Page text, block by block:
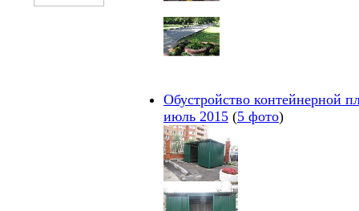
Обустройство контейнерной
июль 2015 (5 фото)